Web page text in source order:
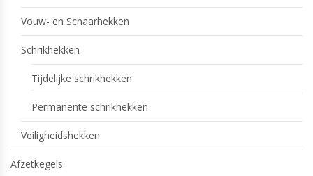
Vouw- en Schaarhekken
Schrikhekken
Tijdelijke schrikhekken
Permanente schrikhekken
Veiligheidshekken
Afzetkegels